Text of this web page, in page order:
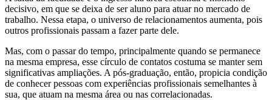
decisivo, em que se deixa de ser aluno para atuar no mercado de
trabalho. Nessa etapa, o universo de relacionamentos aumenta, pois
outros profissionais passam a fazer parte dele.
Mas, com o passar do tempo, principalmente quando se permanece
na mesma empresa, esse círculo de contatos costuma se manter sem
significativas ampliações. A pós-graduação, então, propicia condição
de conhecer pessoas com experiências profissionais semelhantes à
sua, que atuam na mesma área ou nas correlacionadas.